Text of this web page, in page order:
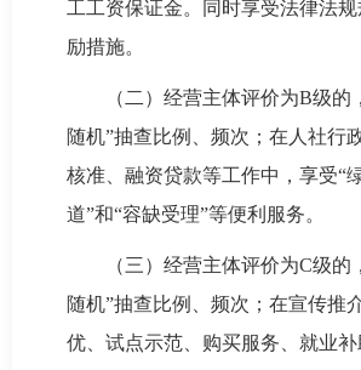
工工资保证金。同时享受法律法
励措施。
（二）经营主体评价为B级的
随机”抽查比例、频次；在人社行
核准、融资贷款等工作中，享受“
道”和“容缺受理”等便利服务。
（三）经营主体评价为C级的
随机”抽查比例、频次；在宣传推
优、试点示范、购买服务、就业